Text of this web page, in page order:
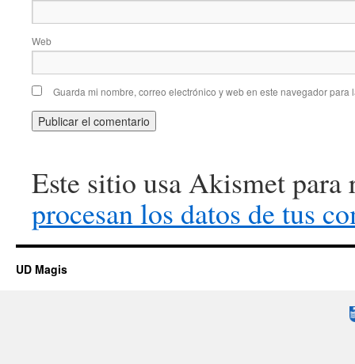
Web
Guarda mi nombre, correo electrónico y web en este navegador para
Este sitio usa Akismet
procesan los datos de tus
UD Magis